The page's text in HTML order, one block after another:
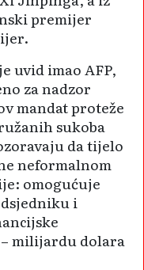
premijer
uvid imao AFP,
za nadzor
mandat proteže
sukoba
da tijelo
neformalnom
omogućuje
i
milijardu dolara